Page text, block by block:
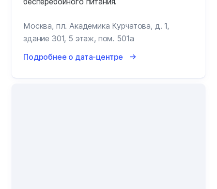
Москва, пл. Академика Курчатова, д. 1,
здание 301, 5 этаж, пом. 501а
Подробнее о дата-центре